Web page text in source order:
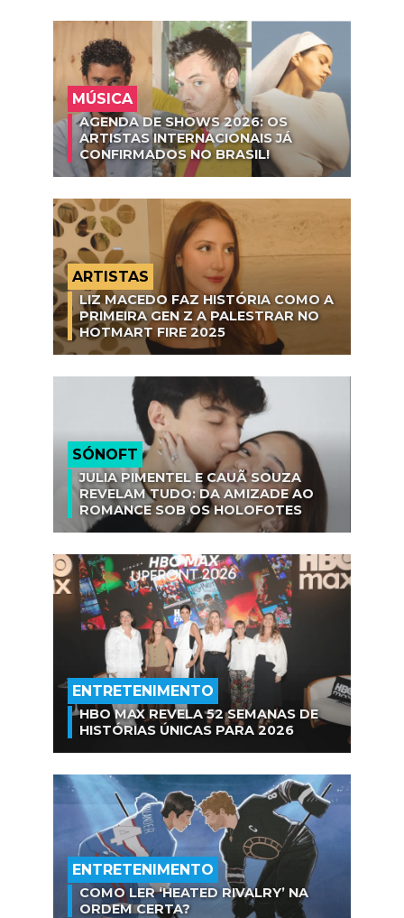
MÚSICA
AGENDA DE SHOWS 2026: OS
ARTISTAS INTERNACIONAIS JÁ
CONFIRMADOS NO BRASIL!
ARTISTAS
LIZ MACEDO FAZ HISTÓRIA COMO A
PRIMEIRA GEN Z A PALESTRAR NO
HOTMART FIRE 2025
SÓNOFT
JULIA PIMENTEL E CAUÃ SOUZA
REVELAM TUDO: DA AMIZADE AO
ROMANCE SOB OS HOLOFOTES
ENTRETENIMENTO
HBO MAX REVELA 52 SEMANAS DE
HISTÓRIAS ÚNICAS PARA 2026
ENTRETENIMENTO
COMO LER ‘HEATED RIVALRY’ NA
ORDEM CERTA?